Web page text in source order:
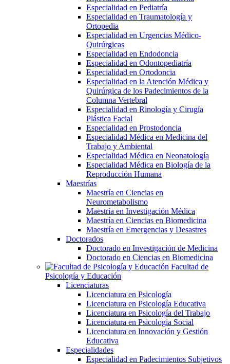
Especialidad en Pediatría
Especialidad en Traumatología y
Ortopedia
Especialidad en Urgencias Médico-
Quirúrgicas
Especialidad en Endodoncia
Especialidad en Odontopediatría
Especialidad en Ortodoncia
Especialidad en la Atención Médica y
Quirúrgica de los Padecimientos de la
Columna Vertebral
Especialidad en Rinología y Cirugía
Plástica Facial
Especialidad en Prostodoncia
Especialidad Médica en Medicina del
Trabajo y Ambiental
Especialidad Médica en Neonatología
Especialidad Médica en Biología de la
Reproducción Humana
Maestrías
Maestría en Ciencias en
Neurometabolismo
Maestría en Investigación Médica
Maestría en Ciencias en Biomedicina
Maestría en Emergencias y Desastres
Doctorados
Doctorado en Investigación de Medicina
Doctorado en Ciencias en Biomedicina
Facultad de
Psicología y Educación
Licenciaturas
Licenciatura en Psicología
Licenciatura en Psicología Educativa
Licenciatura en Psicología del Trabajo
Licenciatura en Psicologia Social
Licenciatura en Innovación y Gestión
Educativa
Especialidades
Especialidad en Padecimientos Subjetivos